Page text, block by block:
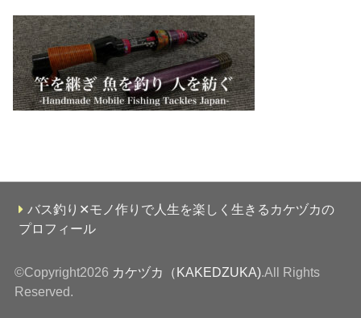
バス釣り✕モノ作りで人生を楽しく生きるカケヅカの
プロフィール
©Copyright2026 カケヅカ（KAKEDZUKA).All Rights
Reserved.